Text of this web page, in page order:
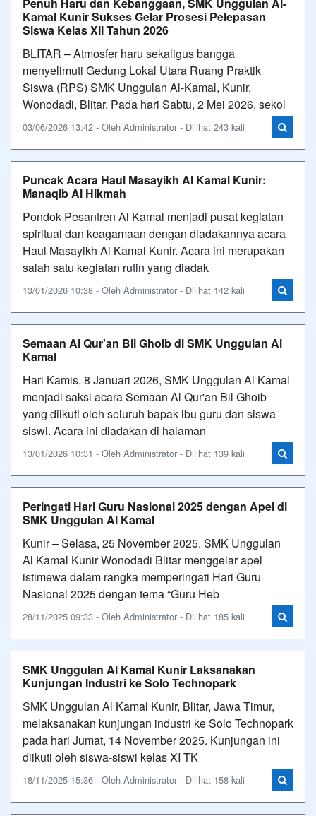
Kamal Kunir Sukses Gelar Prosesi Pelepasan
Siswa Kelas XII Tahun 2026
BLITAR – Atmosfer haru sekaligus bangga
menyelimuti Gedung Lokal Utara Ruang Praktik
Siswa (RPS) SMK Unggulan Al-Kamal, Kunir,
Wonodadi, Blitar. Pada hari Sabtu, 2 Mei 2026, sekol
03/06/2026 13:42 - Oleh Administrator - Dilihat 243 kali
Puncak Acara Haul Masayikh Al Kamal Kunir:
Manaqib Al Hikmah
Pondok Pesantren Al Kamal menjadi pusat kegiatan
spiritual dan keagamaan dengan diadakannya acara
Haul Masayikh Al Kamal Kunir. Acara ini merupakan
salah satu kegiatan rutin yang diadak
13/01/2026 10:38 - Oleh Administrator - Dilihat 142 kali
Semaan Al Qur'an Bil Ghoib di SMK Unggulan Al
Kamal
Hari Kamis, 8 Januari 2026, SMK Unggulan Al Kamal
menjadi saksi acara Semaan Al Qur'an Bil Ghoib
yang diikuti oleh seluruh bapak ibu guru dan siswa
siswi. Acara ini diadakan di halaman
13/01/2026 10:31 - Oleh Administrator - Dilihat 139 kali
Peringati Hari Guru Nasional 2025 dengan Apel di
SMK Unggulan Al Kamal
Kunir – Selasa, 25 November 2025. SMK Unggulan
Al Kamal Kunir Wonodadi Blitar menggelar apel
istimewa dalam rangka memperingati Hari Guru
Nasional 2025 dengan tema “Guru Heb
28/11/2025 09:33 - Oleh Administrator - Dilihat 185 kali
SMK Unggulan Al Kamal Kunir Laksanakan
Kunjungan Industri ke Solo Technopark
SMK Unggulan Al Kamal Kunir, Blitar, Jawa Timur,
melaksanakan kunjungan industri ke Solo Technopark
pada hari Jumat, 14 November 2025. Kunjungan ini
diikuti oleh siswa-siswi kelas XI TK
18/11/2025 15:36 - Oleh Administrator - Dilihat 158 kali